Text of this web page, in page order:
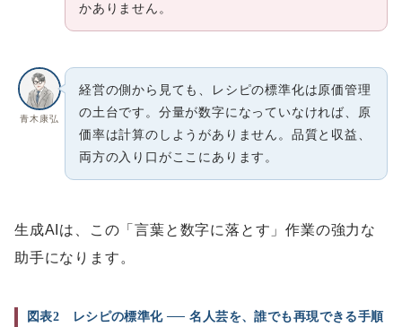
かありません。
青木康弘
経営の側から見ても、レシピの標準化は原価管理
の土台です。分量が数字になっていなければ、原
価率は計算のしようがありません。品質と収益、
両方の入り口がここにあります。
生成AIは、この「言葉と数字に落とす」作業の強力な
助手になります。
図表2 レシピの標準化 ── 名人芸を、誰でも再現できる手順